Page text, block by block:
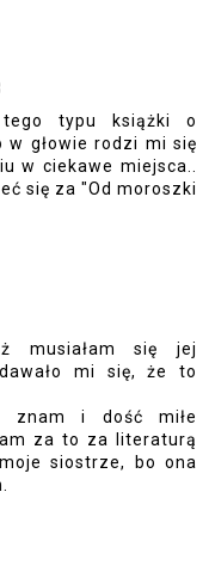
typu książki o
w głowie rodzi mi się
w ciekawe miejsca..
się za "Od moroszki
musiałam się jej
mi się, że to
znam i dość miłe
za to za literaturą
siostrze, bo ona